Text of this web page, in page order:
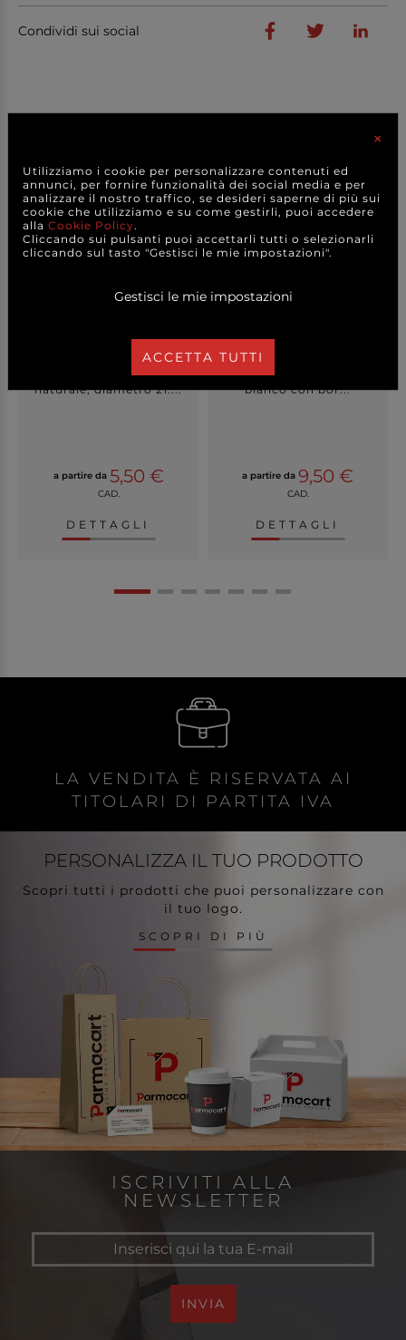
Condividi sui social
Base in legno MDF
naturale, diametro 21....
a partire da 5,50 €
CAD.
DETTAGLI
Vassoio ovale in melamina
bianco con bor...
a partire da 9,50 €
CAD.
DETTAGLI
LA VENDITA È RISERVATA AI
TITOLARI DI PARTITA IVA
PERSONALIZZA IL TUO PRODOTTO
Scopri tutti i prodotti che puoi personalizzare con
il tuo logo.
SCOPRI DI PIÙ
ISCRIVITI ALLA
NEWSLETTER
INVIA
×
Utilizziamo i cookie per personalizzare contenuti ed
annunci, per fornire funzionalità dei social media e per
analizzare il nostro traffico, se desideri saperne di più sui
cookie che utilizziamo e su come gestirli, puoi accedere
alla Cookie Policy.
Cliccando sui pulsanti puoi accettarli tutti o selezionarli
cliccando sul tasto "Gestisci le mie impostazioni".
Gestisci le mie impostazioni
ACCETTA TUTTI